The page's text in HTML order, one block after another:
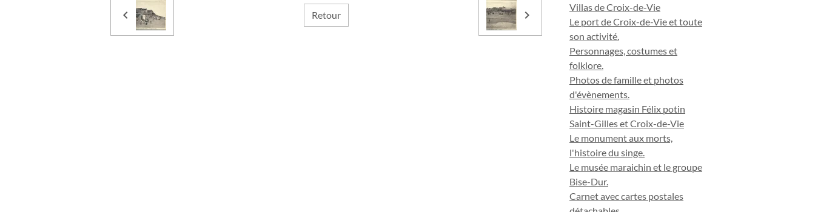
Retour
Villas de Croix-de-Vie
Le port de Croix-de-Vie et toute
son activité.
Personnages, costumes et
folklore.
Photos de famille et photos
d'évènements.
Histoire magasin Félix potin
Saint-Gilles et Croix-de-Vie
Le monument aux morts,
l'histoire du singe.
Le musée maraichin et le groupe
Bise-Dur.
Carnet avec cartes postales